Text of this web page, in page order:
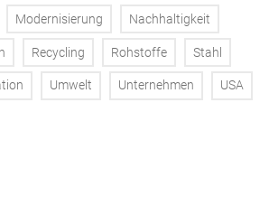
Modernisierung Nachhaltigkeit
Recycling Rohstoffe Stahl
Umwelt Unternehmen USA